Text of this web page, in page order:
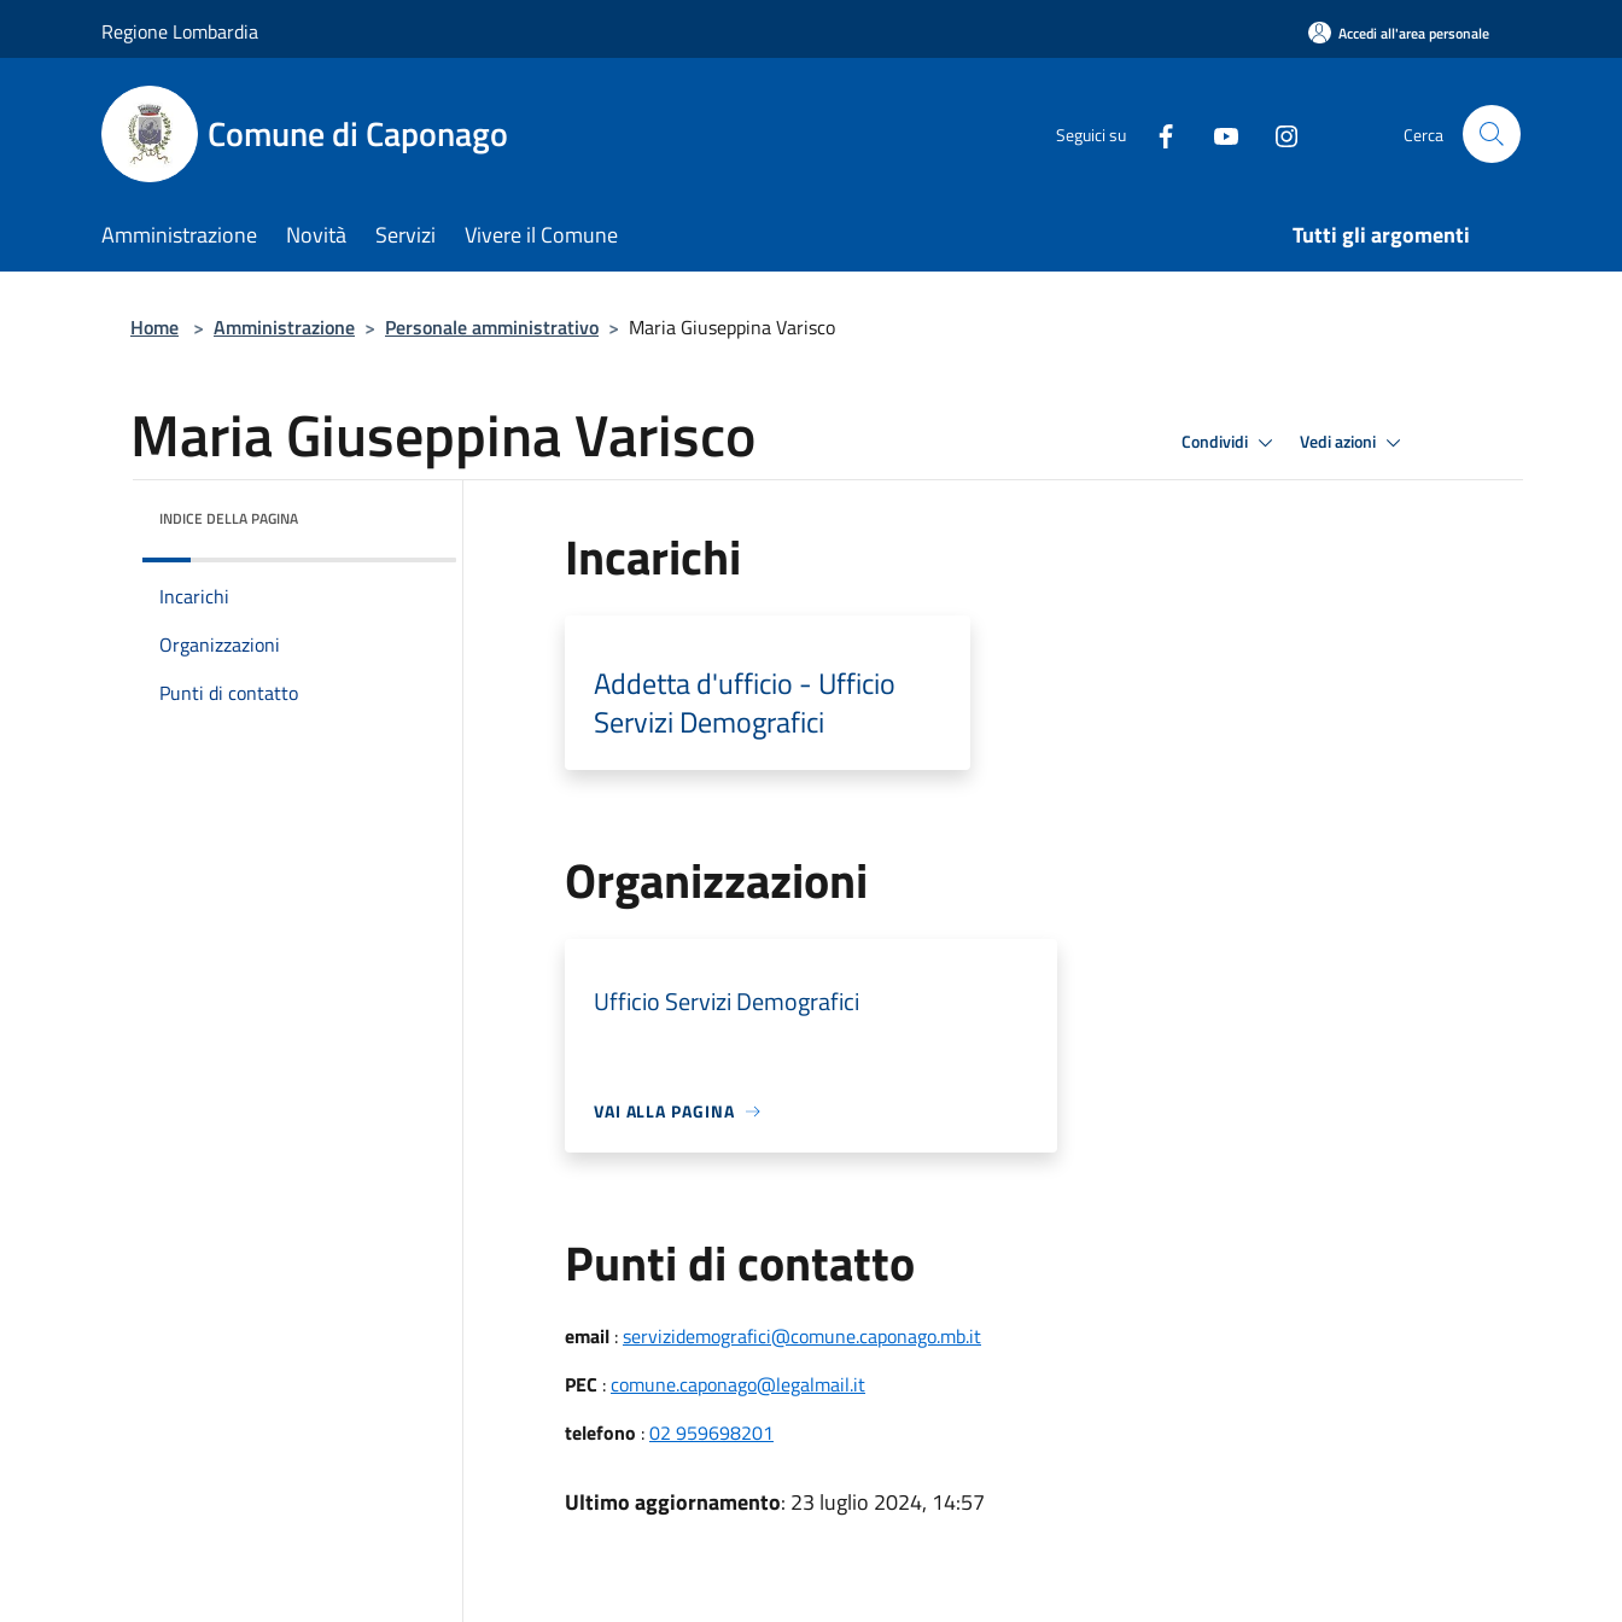
Regione Lombardia Accedi all'area personale
Comune di Caponago Seguici su Cerca
Amministrazione Novità Servizi Vivere il Comune Tutti gli argomenti
Home > Amministrazione > Personale amministrativo > Maria Giuseppina Varisco
Maria Giuseppina Varisco Condividi Vedi azioni
INDICE DELLA PAGINA
Incarichi
Organizzazioni
Punti di contatto
Incarichi
Addetta d'ufficio - Ufficio
Servizi Demografici
Organizzazioni
Ufficio Servizi Demografici
VAI ALLA PAGINA
Punti di contatto
email:servizidemografici@comune.caponago.mb.it
PEC :comune.caponago@legalmail.it
telefono :02 959698201
Ultimo aggiornamento: 23 luglio 2024, 14:57